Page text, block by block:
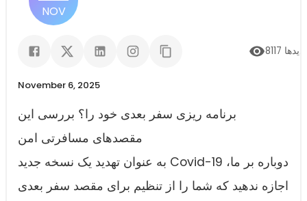
NOV
8117
November 6, 2025
برنامه ریزی سفر بعدی خود را؟ بررسی این
مقصدهای مسافرتی امن
به عنوان تهدید یک نسخه جدید Covid-19 دوباره بر ما،
اجازه ندهید که شما را از تنظیم برای مقصد سفر بعدی